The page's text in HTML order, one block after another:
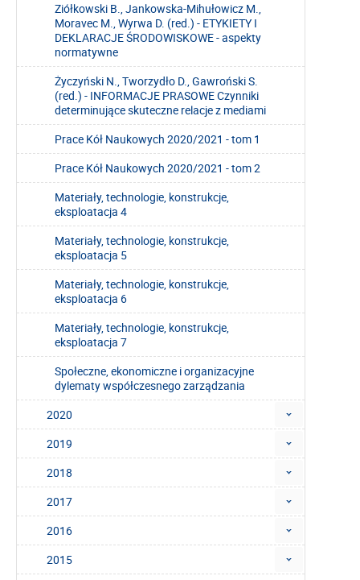
Ziółkowski B., Jankowska-Mihułowicz M.,
Moravec M., Wyrwa D. (red.) - ETYKIETY I
DEKLARACJE ŚRODOWISKOWE - aspekty
normatywne
Życzyński N., Tworzydło D., Gawroński S.
(red.) - INFORMACJE PRASOWE Czynniki
determinujące skuteczne relacje z mediami
Prace Kół Naukowych 2020/2021 - tom 1
Prace Kół Naukowych 2020/2021 - tom 2
Materiały, technologie, konstrukcje,
eksploatacja 4
Materiały, technologie, konstrukcje,
eksploatacja 5
Materiały, technologie, konstrukcje,
eksploatacja 6
Materiały, technologie, konstrukcje,
eksploatacja 7
Społeczne, ekonomiczne i organizacyjne
dylematy współczesnego zarządzania
2020
2019
2018
2017
2016
2015